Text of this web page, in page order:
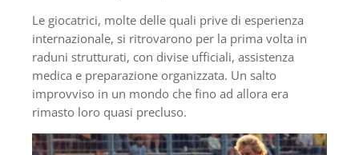
Le giocatrici, molte delle quali prive di esperienza
internazionale, si ritrovarono per la prima volta in
raduni strutturati, con divise ufficiali, assistenza
medica e preparazione organizzata. Un salto
improvviso in un mondo che fino ad allora era
rimasto loro quasi precluso.